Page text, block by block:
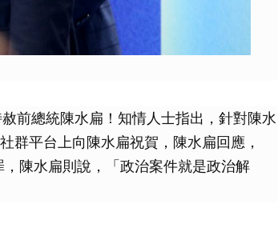
前總統陳水扁！知情人士指出，針對陳水
群平台上向陳水扁祝賀，陳水扁回應，
陳水扁則說，「政治案件就是政治解